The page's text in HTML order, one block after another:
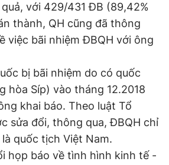
với 429/431 ĐB (89,42%
thành, QH cũng đã thông
việc bãi nhiệm ĐBQH với ông
bị bãi nhiệm do có quốc
hòa Síp) vào tháng 12.2018
khai báo. Theo luật Tổ
sửa đổi, thông qua, ĐBQH chỉ
quốc tịch Việt Nam.
họp báo về tình hình kinh tế -